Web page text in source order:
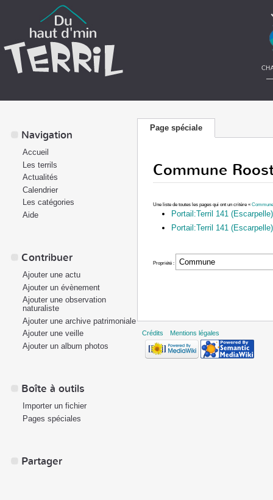
Page spéciale
Commune
Une liste de toutes les pages qui ont un critère « Commune
Portail:Terril 141 (Escarpelle)
Portail:Terril 141
Propriété :
Navigation
Accueil
Les terrils
Actualités
Calendrier
Les catégories
Aide
Contribuer
Ajouter une actu
Ajouter un évènement
Ajouter une observation
naturaliste
Ajouter une archive patrimoniale
Ajouter une veille
Ajouter un album photos
Boîte à outils
Importer un fichier
Pages spéciales
Partager
Crédits Mentions légales